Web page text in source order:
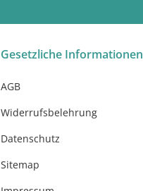
Gesetzliche Informationen
AGB
Widerrufsbelehrung
Datenschutz
Sitemap